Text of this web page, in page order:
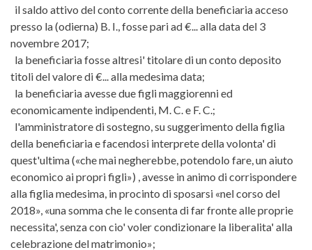
il saldo attivo del conto corrente della beneficiaria acceso
presso la (odierna) B. I., fosse pari ad €... alla data del 3
novembre 2017;
la beneficiaria fosse altresi' titolare di un conto deposito
titoli del valore di €... alla medesima data;
la beneficiaria avesse due figli maggiorenni ed
economicamente indipendenti, M. C. e F. C.;
l'amministratore di sostegno, su suggerimento della figlia
della beneficiaria e facendosi interprete della volonta' di
quest'ultima («che mai negherebbe, potendolo fare, un aiuto
economico ai propri figli») , avesse in animo di corrispondere
alla figlia medesima, in procinto di sposarsi «nel corso del
2018», «una somma che le consenta di far fronte alle proprie
necessita', senza con cio' voler condizionare la liberalita' alla
celebrazione del matrimonio»;